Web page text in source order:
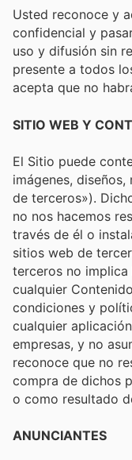
Usted reconoce y
confidencial y
uso y difusión sin
presente a todos
acepta que no
SITIO WEB Y
El Sitio puede
imágenes,
de terceros»).
no nos hacemos
través de él o
sitios web de
terceros no
cualquier
condiciones y
cualquier
empresas, y no
reconoce que no
compra de dichos
o como resultado
ANUNCIANTES